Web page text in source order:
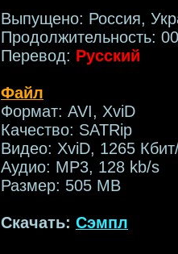
Выпущено: Россия,
Продолжительность:
Перевод: Русский
Файл
Формат: AVI, XviD
Качество: SATRip
Видео: XviD, 1265
Аудио: MP3, 128 kb/s
Размер: 505 MB
Скачать: Сэмпл